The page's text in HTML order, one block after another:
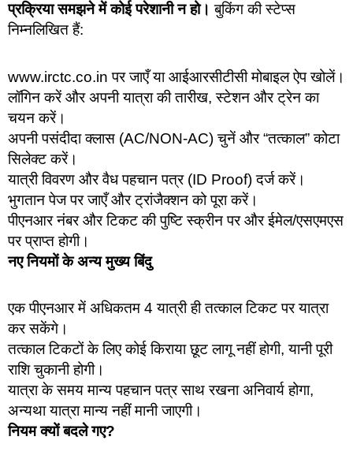
प्रक्रिया समझने में कोई परेशानी न हो। बुकिंग की स्टेप्स
निम्नलिखित हैं:
www.irctc.co.in पर जाएँ या आईआरसीटीसी मोबाइल ऐप खोलें।
लॉगिन करें और अपनी यात्रा की तारीख, स्टेशन और ट्रेन का
चयन करें।
अपनी पसंदीदा क्लास (AC/NON-AC) चुनें और “तत्काल” कोटा
सिलेक्ट करें।
यात्री विवरण और वैध पहचान पत्र (ID Proof) दर्ज करें।
भुगतान पेज पर जाएँ और ट्रांजैक्शन को पूरा करें।
पीएनआर नंबर और टिकट की पुष्टि स्क्रीन पर और ईमेल/एसएमएस
पर प्राप्त होगी।
नए नियमों के अन्य मुख्य बिंदु
एक पीएनआर में अधिकतम 4 यात्री ही तत्काल टिकट पर यात्रा
कर सकेंगे।
तत्काल टिकटों के लिए कोई किराया छूट लागू नहीं होगी, यानी पूरी
राशि चुकानी होगी।
यात्रा के समय मान्य पहचान पत्र साथ रखना अनिवार्य होगा,
अन्यथा यात्रा मान्य नहीं मानी जाएगी।
नियम क्यों बदले गए?